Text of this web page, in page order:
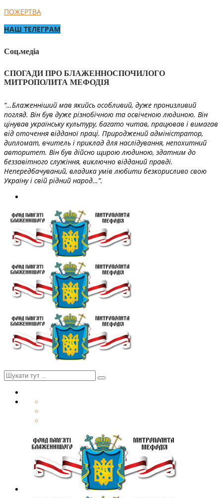
ПОЖЕРТВА
НАШ ТЕЛЕГРАМ
Соц.медіа
СПОГАДИ ПРО БЛАЖЕННОСПОЧИЛОГО
МИТРОПОЛИТА МЕФОДІЯ
“…Блаженніший мав якийсь особливий, дуже пронизливий
погляд. Він був дуже різнобічною та освіченою людиною. Він
цінував українську культуру, багато читав, працював і вимагав
від оточення відданої праці. Природжений адміністратор,
дипломат, вчитель і приклад для наслідування, непохитний
авторитет. Він був дійсно щирою людиною, здатним до
беззавітного служіння, виключно відданий правді.
Непередбачуваний, владика умів любити безкорисливо свою
Україну і свій рідний народ…”.